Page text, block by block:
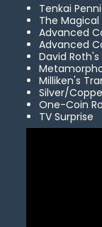
Tenkai
The
Advanced
Advanced
David Roth's
Milliken's
Silver/
One-Coin
TV Surprise